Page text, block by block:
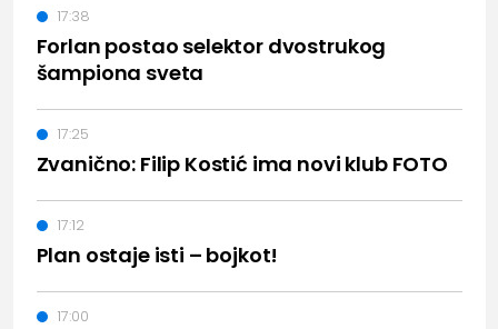
Forlan postao selektor dvostrukog
šampiona sveta
17:38
Zvanično: Filip Kostić ima novi klub FOTO
17:25
Plan ostaje isti – bojkot!
17:12
17:00